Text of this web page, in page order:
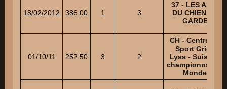
18/02/2012 386.00 1 3
37 - LES AMIS
DU CHIEN DE
GARDE
01/10/11 252.50 3 2
CH - Centre du
Sport Grien
Lyss - Suisse -
championnat du
Monde